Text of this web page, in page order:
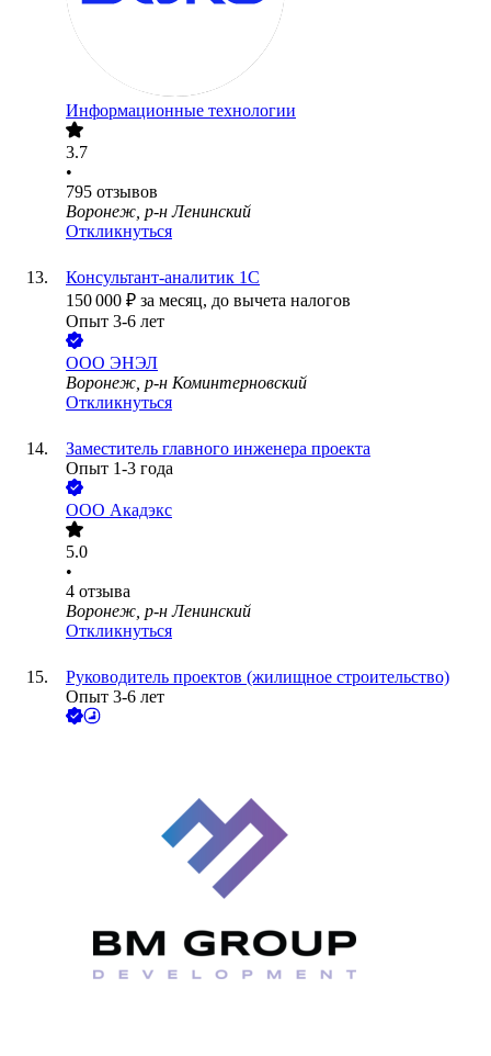
Информационные технологии
3.7
•
795 отзывов
Воронеж, р-н Ленинский
Откликнуться
Консультант-аналитик 1С
150 000 ₽ за месяц, до вычета налогов
Опыт 3-6 лет
ООО ЭНЭЛ
Воронеж, р-н Коминтерновский
Откликнуться
Заместитель главного инженера проекта
Опыт 1-3 года
ООО Акадэкс
5.0
•
4 отзыва
Воронеж, р-н Ленинский
Откликнуться
Руководитель проектов (жилищное строительство)
Опыт 3-6 лет